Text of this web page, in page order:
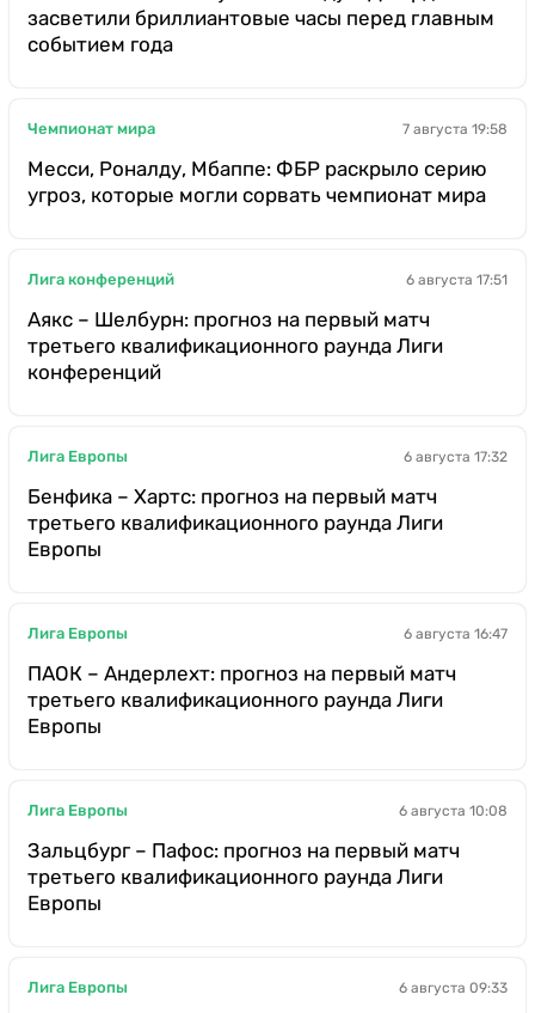
засветили бриллиантовые часы перед главным
событием года
Чемпионат мира 7 августа 19:58
Месси, Роналду, Мбаппе: ФБР раскрыло серию
угроз, которые могли сорвать чемпионат мира
Лига конференций 6 августа 17:51
Аякс – Шелбурн: прогноз на первый матч
третьего квалификационного раунда Лиги
конференций
Лига Европы 6 августа 17:32
Бенфика – Хартс: прогноз на первый матч
третьего квалификационного раунда Лиги
Европы
Лига Европы 6 августа 16:47
ПАОК – Андерлехт: прогноз на первый матч
третьего квалификационного раунда Лиги
Европы
Лига Европы 6 августа 10:08
Зальцбург – Пафос: прогноз на первый матч
третьего квалификационного раунда Лиги
Европы
Лига Европы 6 августа 09:33